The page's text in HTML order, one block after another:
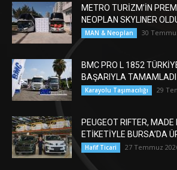
METRO TURİZM’İN
NEOPLAN SKYLINER
MAN & Neoplan 30
BMC PRO L 1852
BAŞARIYLA TAMAMLADI
Karayolu Taşımacılığı 29
PEUGEOT RIFTER, MADE
ETİKETİYLE BURSA’DA
Hafif Ticari 27 Temmuz